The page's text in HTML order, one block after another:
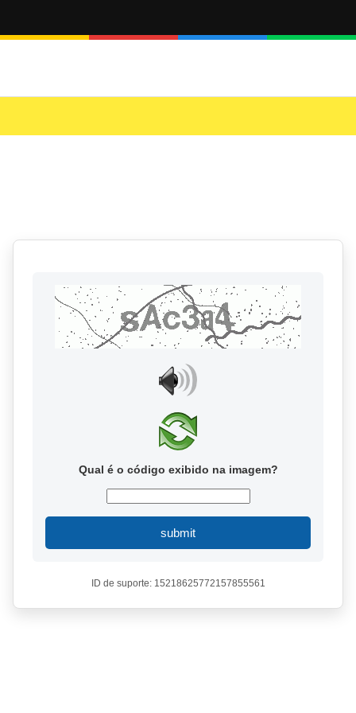
Qual é o código exibido na imagem?
submit
ID de suporte: 15218625772157855561